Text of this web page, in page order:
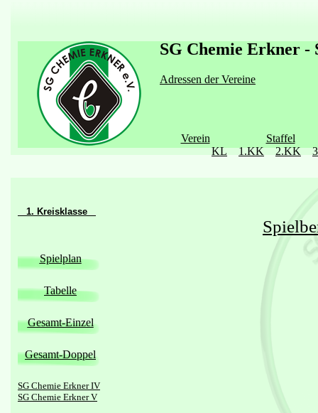
SG Chemie Erkner -
Adressen der Vereine
Verein
Staffel
KL
1.KK 2.KK
1. Kreisklasse
Spielplan
Tabelle
Gesamt-Einzel
Gesamt-Doppel
SG Chemie Erkner IV
SG Chemie Erkner V